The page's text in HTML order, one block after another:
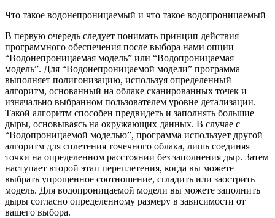
Что такое водонепроницаемый и что такое водопроницаемый
В первую очередь следует понимать принцип действия
программного обеспечения после выбора нами опции
“Водонепроницаемая модель” или “Водопроницаемая
модель”. Для “Водонепроницаемой модели” программа
выполняет полигонизацию, используя определенный
алгоритм, основанный на облаке сканированных точек и
изначально выбранном пользователем уровне детализации.
Такой алгоритм способен предвидеть и заполнять большие
дыры, основываясь на окружающих данных. В случае с
“Водопроницаемой моделью”, программа использует другой
алгоритм для сплетения точечного облака, лишь соединяя
точки на определенном расстоянии без заполнения дыр. Затем
наступает второй этап переплетения, когда вы можете
выбрать упрощенное соотношение, сгладить или заострить
модель. Для водопроницаемой модели вы можете заполнить
дыры согласно определенному размеру в зависимости от
вашего выбора.